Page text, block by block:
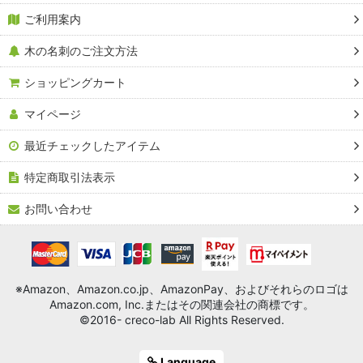
Ａ３サイズ（木の紙）
A５サイズ（木の紙）
木のはがき（「木の紙」はがきサイズ）
名刺サイズ（木のカード台紙）
インクジェットプリンター用
木のポストカード（木製ポストカード）
木のグリーティングカード
ご利用案内
木の名刺のご注文方法
ショッピングカート
マイページ
最近チェックしたアイテム
特定商取引法表示
お問い合わせ
※Amazon、Amazon.co.jp、AmazonPay、およびそれらのロゴは
Amazon.com, Inc.またはその関連会社の商標です。
©2016- creco-lab All Rights Reserved.